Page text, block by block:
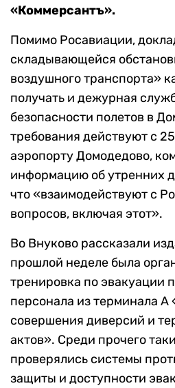
«Коммерсантъ».
Помимо Росавиации,
складывающейся
воздушного транспорта»
получать и дежурная
безопасности полетов в
требования действуют с
аэропорту Домодедово,
информацию об утренних
что «взаимодействуют с
вопросов, включая этот».
Во Внуково рассказали
прошлой неделе была
тренировка по эвакуации
персонала из терминала А
совершения диверсий и
актов». Среди прочего
проверялись системы
защиты и доступности